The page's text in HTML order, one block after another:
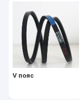
шланг
ungrouped
OEM
V пояс